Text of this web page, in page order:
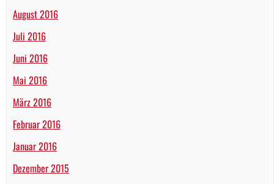
August 2016
Juli 2016
Juni 2016
Mai 2016
März 2016
Februar 2016
Januar 2016
Dezember 2015